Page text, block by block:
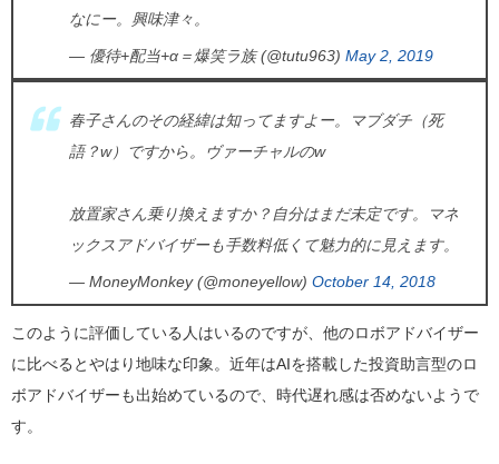
なにー。興味津々。
— 優待+配当+α＝爆笑ラ族 (@tutu963) May 2, 2019
春子さんのその経緯は知ってますよー。マブダチ（死
語？w）ですから。ヴァーチャルのw
放置家さん乗り換えますか？自分はまだ未定です。マネ
ックスアドバイザーも手数料低くて魅力的に見えます。
— MoneyMonkey (@moneyellow) October 14, 2018
このように評価している人はいるのですが、他のロボアドバイザー
に比べるとやはり地味な印象。近年はAIを搭載した投資助言型のロ
ボアドバイザーも出始めているので、時代遅れ感は否めないようで
す。